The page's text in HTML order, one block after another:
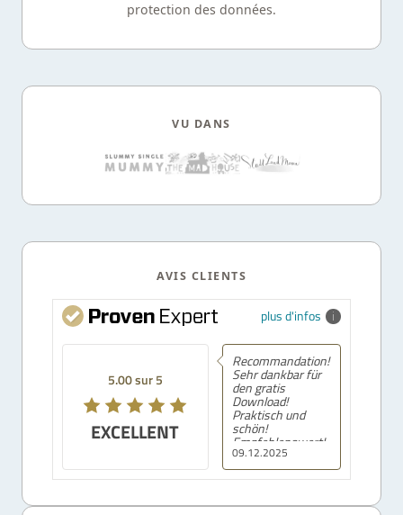
protection des données.
VU DANS
AVIS CLIENTS
plus d'infos
5.00 sur 5
EXCELLENT
09.12.2025
Recommandation!
Sehr dankbar für
den gratis
Download!
Praktisch und
schön!
Empfehlenswert!